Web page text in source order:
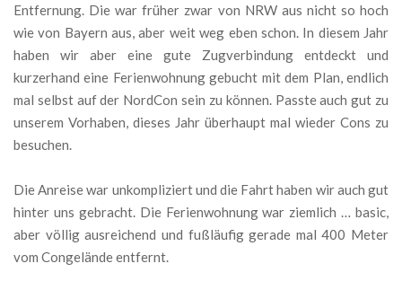
Entfernung. Die war früher zwar von NRW aus nicht so hoch
wie von Bayern aus, aber weit weg eben schon. In diesem Jahr
haben wir aber eine gute Zugverbindung entdeckt und
kurzerhand eine Ferienwohnung gebucht mit dem Plan, endlich
mal selbst auf der NordCon sein zu können. Passte auch gut zu
unserem Vorhaben, dieses Jahr überhaupt mal wieder Cons zu
besuchen.
Die Anreise war unkompliziert und die Fahrt haben wir auch gut
hinter uns gebracht. Die Ferienwohnung war ziemlich … basic,
aber völlig ausreichend und fußläufig gerade mal 400 Meter
vom Congelände entfernt.